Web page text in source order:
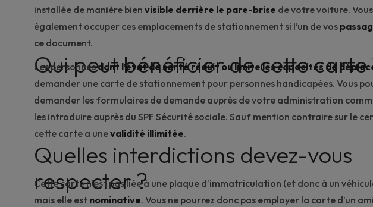
installée de manière bien visible derrière le pare-brise de votre voiture.
également occuper ces emplacements de stationnement si l’un de vos
ce document.
Qui peut bénéficier de cette carte
Les personnesdont l’état de santé réduit ou limite les capacités de
demander une carte de stationnement pour personnes handicapées. Vous
demander les formulaires de demande auprès de votre administration
les introduire auprès du SPF Sécurité sociale. Sauf mention contraire sur le
cette carte a unevalidité illimitée.
Quelles interdictions devez-vous
respecter ?
Cette carte n’est pas liée à une plaque d’immatriculation (et donc à un
mais elle est nominative. Vous ne pourrez donc pas employer la carte d’un